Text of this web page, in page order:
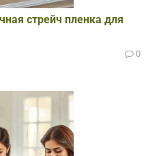
стрейч пленка для
0